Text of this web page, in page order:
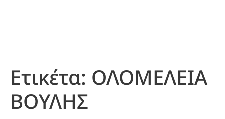
Ετικέτα: ΟΛΟΜΕΛΕΙΑ
ΒΟΥΛΗΣ